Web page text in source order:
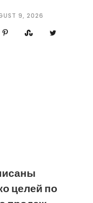
9, 2026
целей по